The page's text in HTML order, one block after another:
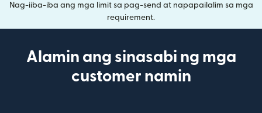
Nag-iiba-iba ang mga limit sa pag-send at napapailalim sa mga
requirement.
Alamin ang sinasabi ng mga
customer namin